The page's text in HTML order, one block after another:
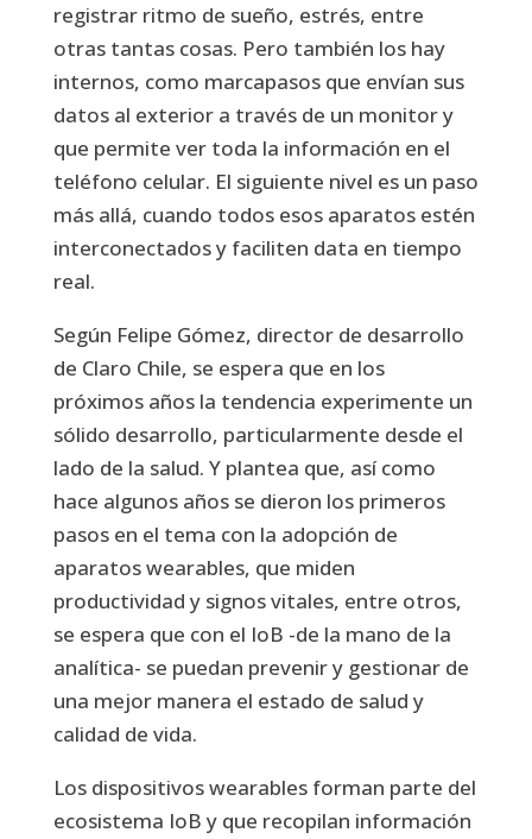
registrar ritmo de sueño, estrés, entre
otras tantas cosas. Pero también los hay
internos, como marcapasos que envían sus
datos al exterior a través de un monitor y
que permite ver toda la información en el
teléfono celular. El siguiente nivel es un paso
más allá, cuando todos esos aparatos estén
interconectados y faciliten data en tiempo
real.
Según Felipe Gómez, director de desarrollo
de Claro Chile, se espera que en los
próximos años la tendencia experimente un
sólido desarrollo, particularmente desde el
lado de la salud. Y plantea que, así como
hace algunos años se dieron los primeros
pasos en el tema con la adopción de
aparatos wearables, que miden
productividad y signos vitales, entre otros,
se espera que con el IoB -de la mano de la
analítica- se puedan prevenir y gestionar de
una mejor manera el estado de salud y
calidad de vida.
Los dispositivos wearables forman parte del
ecosistema IoB y que recopilan información